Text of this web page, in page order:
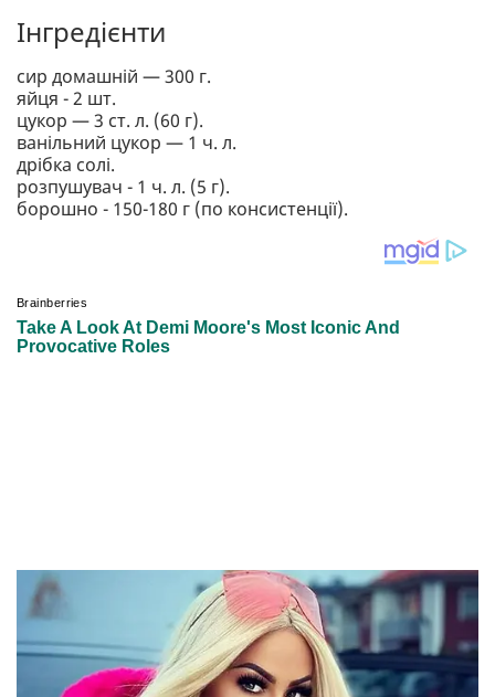
Інгредієнти
сир домашній — 300 г.
яйця - 2 шт.
цукор — 3 ст. л. (60 г).
ванільний цукор — 1 ч. л.
дрібка солі.
розпушувач - 1 ч. л. (5 г).
борошно - 150-180 г (по консистенції).